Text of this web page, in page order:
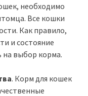
необходимо
Все кошки
Как правило,
и состояние
на выбор корма.
. Корм для кошек